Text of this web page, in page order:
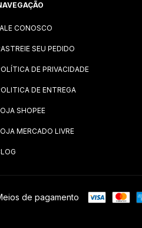
CONOSCO
SEU PEDIDO
DE PRIVACIDADE
DE ENTREGA
SHOPEE
MERCADO LIVRE
de pagamento